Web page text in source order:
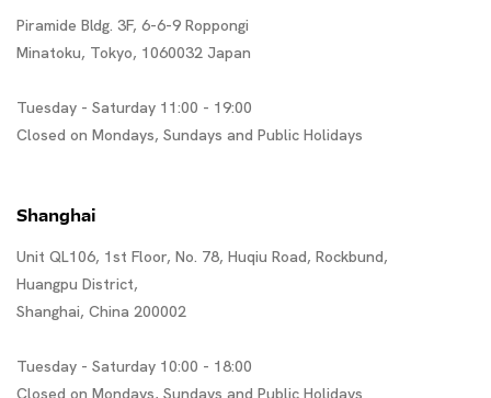
Piramide Bldg. 3F, 6-6-9 Roppongi
Minatoku, Tokyo, 1060032 Japan
Tuesday - Saturday 11:00 - 19:00
Closed on Mondays, Sundays and Public Holidays
Shanghai
Unit QL106, 1st Floor, No. 78, Huqiu Road, Rockbund,
Huangpu District,
Shanghai, China 200002
Tuesday - Saturday 10:00 - 18:00
Closed on Mondays, Sundays and Public Holidays